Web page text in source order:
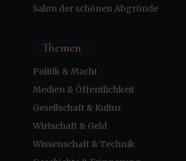
Salon der schönen Abgründe
Themen
Politik & Macht
Medien & Öffentlichkeit
Gesellschaft & Kultur
Wirtschaft & Geld
Wissenschaft & Technik